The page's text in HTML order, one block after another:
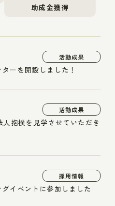
助成金獲得
活動成果
ーを開設しました！
活動成果
人抱樸を見学させていただき
採用情報
イベントに参加しました